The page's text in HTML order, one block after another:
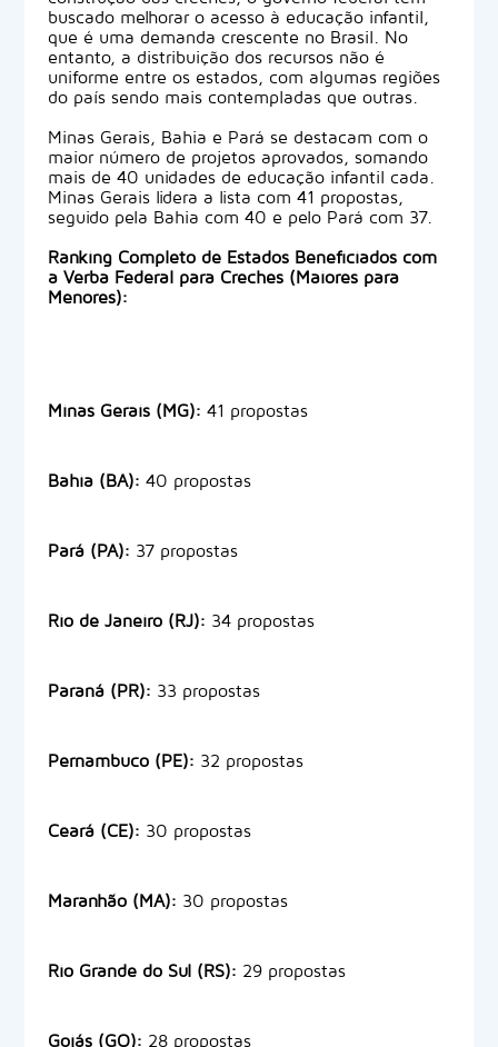
buscado melhorar o acesso à educação infantil,
que é uma demanda crescente no Brasil. No
entanto, a distribuição dos recursos não é
uniforme entre os estados, com algumas regiões
do país sendo mais contempladas que outras.
Minas Gerais, Bahia e Pará se destacam com o
maior número de projetos aprovados, somando
mais de 40 unidades de educação infantil cada.
Minas Gerais lidera a lista com 41 propostas,
seguido pela Bahia com 40 e pelo Pará com 37.
Ranking Completo de Estados Beneficiados com
a Verba Federal para Creches (Maiores para
Menores):
Minas Gerais (MG): 41 propostas
Bahia (BA): 40 propostas
Pará (PA): 37 propostas
Rio de Janeiro (RJ): 34 propostas
Paraná (PR): 33 propostas
Pernambuco (PE): 32 propostas
Ceará (CE): 30 propostas
Maranhão (MA): 30 propostas
Rio Grande do Sul (RS): 29 propostas
Goiás (GO): 28 propostas